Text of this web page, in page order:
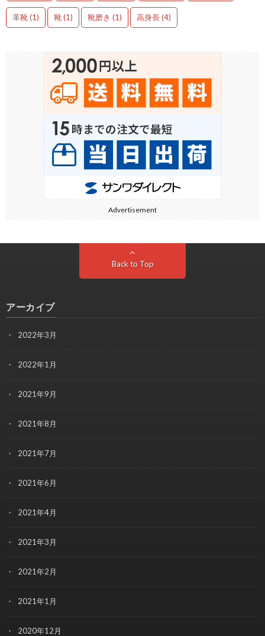
革靴(1) 靴(1) 靴磨き (1) 高身長(4)
Advertisement
Back to Top
アーカイブ
2022年3月
2022年1月
2021年9月
2021年8月
2021年7月
2021年6月
2021年4月
2021年3月
2021年2月
2021年1月
2020年12月